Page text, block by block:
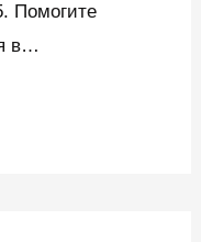
Помогите
в…